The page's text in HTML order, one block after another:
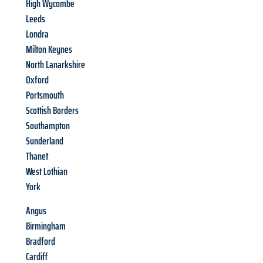
High Wycombe
Leeds
Londra
Milton Keynes
North Lanarkshire
Oxford
Portsmouth
Scottish Borders
Southampton
Sunderland
Thanet
West Lothian
York
Angus
Birmingham
Bradford
Cardiff